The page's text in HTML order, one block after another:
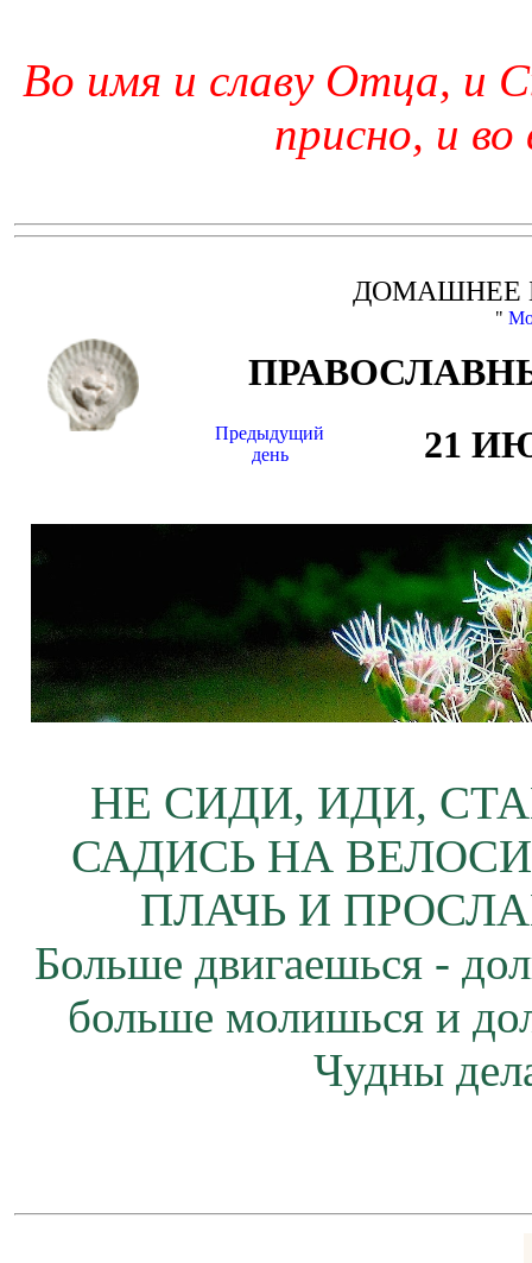
Во имя и славу Отца, и
присно, и во
ДОМАШНЕЕ
"
Предыдущий
день
21
НЕ СИДИ, ИДИ,
САДИСЬ НА
ПЛАЧЬ И
Больше двигаешься -
больше молишься и
Чудны